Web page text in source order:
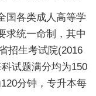
各类成人高等学
求统一命制，其中
招生考试院(2016
试题满分均为150
分钟，专升本每